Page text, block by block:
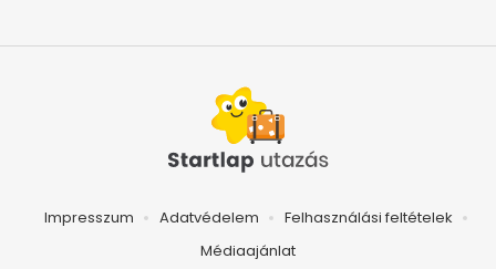
Impresszum Adatvédelem
Felhasználási feltételek
Médiaajánlat